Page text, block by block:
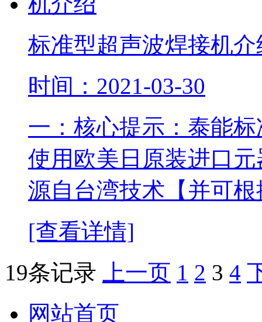
标准型超声波焊接机介
时间：2021-03-30
一：核心提示：泰能
使用欧美日原装进口
源自台湾技术【并可
[查看详情]
19条记录
上一页 1 2 3 4
网站首页